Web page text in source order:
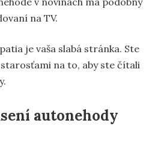
na TV.
je vaša slabá stránka. Ste
na to, aby ste čítali
autonehody